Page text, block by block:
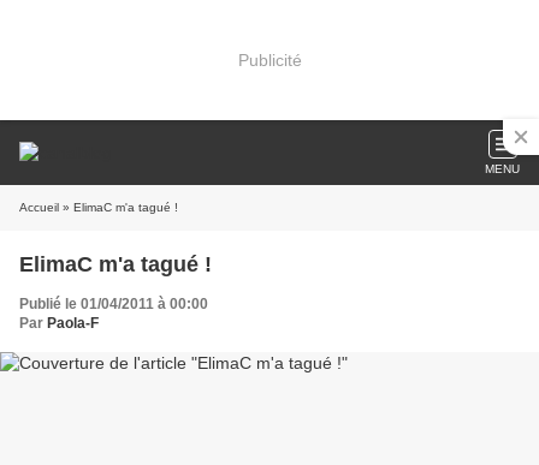
Publicité
MENU
Accueil » ElimaC m'a tagué !
ElimaC m'a tagué !
Publié le 01/04/2011 à 00:00
Par Paola-F